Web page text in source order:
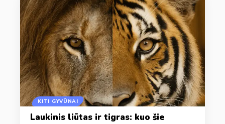
KITI GYVŪNAI
Laukinis liūtas ir tigras: kuo šie